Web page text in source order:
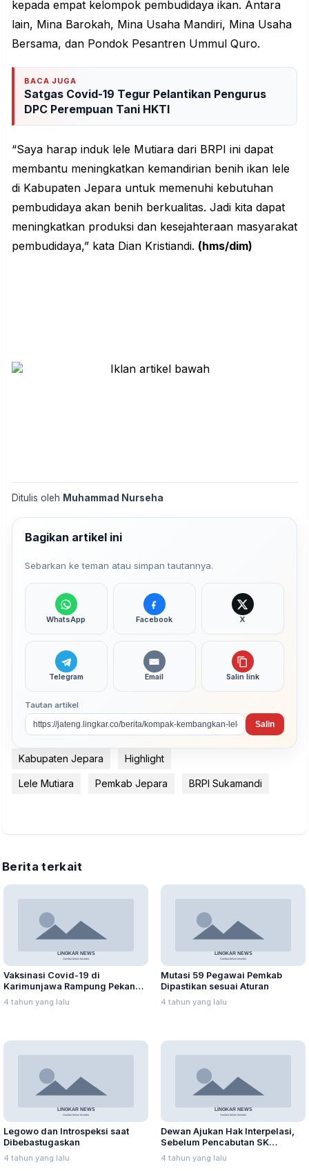
kepada empat kelompok pembudidaya ikan. Antara
lain, Mina Barokah, Mina Usaha Mandiri, Mina Usaha
Bersama, dan Pondok Pesantren Ummul Quro.
BACA JUGA
Satgas Covid-19 Tegur Pelantikan Pengurus
DPC Perempuan Tani HKTI
“Saya harap induk lele Mutiara dari BRPI ini dapat
membantu meningkatkan kemandirian benih ikan lele
di Kabupaten Jepara untuk memenuhi kebutuhan
pembudidaya akan benih berkualitas. Jadi kita dapat
meningkatkan produksi dan kesejahteraan masyarakat
pembudidaya,” kata Dian Kristiandi. (hms/dim)
Ditulis oleh Muhammad Nurseha
Bagikan artikel ini
Sebarkan ke teman atau simpan tautannya.
WhatsApp Facebook X
Telegram Email Salin link
Tautan artikel
Salin
Kabupaten Jepara Highlight
Lele Mutiara Pemkab Jepara BRPI Sukamandi
Berita terkait
Vaksinasi Covid-19 di
Karimunjawa Rampung Pekan
Kedua September 2021
4 tahun yang lalu
Mutasi 59 Pegawai Pemkab
Dipastikan sesuai Aturan
4 tahun yang lalu
Legowo dan Introspeksi saat
Dibebastugaskan
4 tahun yang lalu
Dewan Ajukan Hak Interpelasi,
Sebelum Pencabutan SK
Pembebastugasan Sementara
Sekda Jepara
4 tahun yang lalu